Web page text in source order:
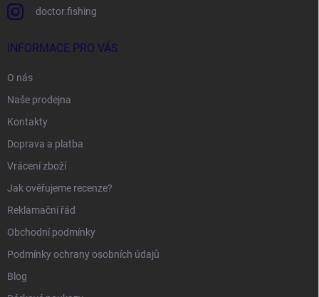
doctor.fishing
INFORMACE PRO VÁS
O nás
Naše prodejna
Kontakty
Doprava a platba
Vrácení zboží
Jak ověřujeme recenze?
Reklamační řád
Obchodní podmínky
Podmínky ochrany osobních údajů
Blog